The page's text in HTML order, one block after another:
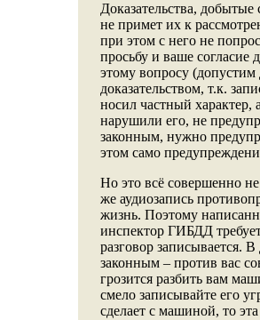
Доказательства,
не примет их к
при этом с него не
просьбу и ваше согласие
этому вопросу (допустим
доказательством, т.к.
носил частный
нарушили его, не
законным, нужно
этом само
Но это всё совершенно
же аудиозапись
жизнь. Поэтому
инспектор ГИБДД
разговор записывается.
законным – против вас
грозится разбить вам
смело записывайте его
сделает с машиной, то